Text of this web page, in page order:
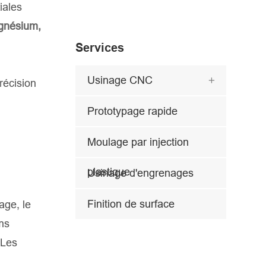
le
Services
Usinage CNC 
Prototypage rapide
Moulage par injection
plastique
Usinage d'engrenages
Finition de surface